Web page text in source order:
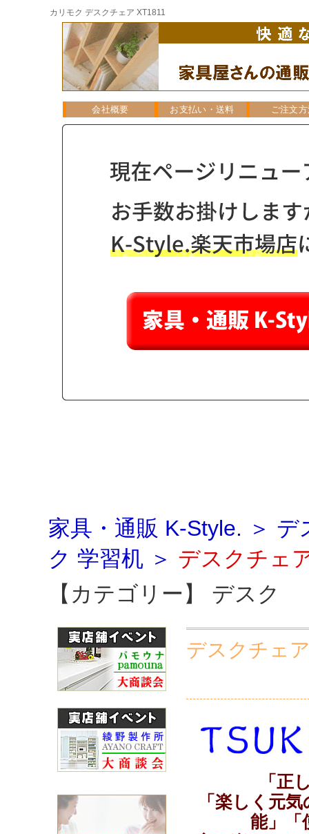
カリモク デスクチェア XT1811
会社概要 お支払い・送料 ご注文
家具・通販 K-Style. ＞ デ
ク 学習机 ＞ デスクチェ
【カテゴリー】 デスク
デスクチェ
「正
「楽しく元
能」「